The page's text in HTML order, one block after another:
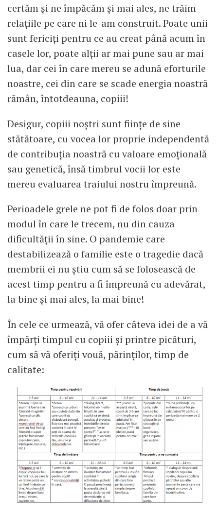
certăm și ne împăcăm și mai ales, ne trăim
relațiile pe care ni le-am construit. Poate unii
sunt fericiți pentru ce au creat până acum în
casele lor, poate alții ar mai pune sau ar mai
lua, dar cei în care mereu se adună eforturile
noastre, cei din care se scade energia noastră
rămân, întotdeauna, copiii!
Desigur, copiii noștri sunt ființe de sine
stătătoare, cu vocea lor proprie independentă
de contribuția noastră cu valoare emoțională
sau genetică, însă timbrul vocii lor este
mereu evaluarea traiului nostru împreună.
Perioadele grele ne pot fi de folos doar prin
modul în care le trecem, nu din cauza
dificultății în sine. O pandemie care
destabilizează o familie este o tragedie dacă
membrii ei nu știu cum să se folosească de
acest timp pentru a fi împreună cu adevărat,
la bine și mai ales, la mai bine!
În cele ce urmează, vă ofer câteva idei de a vă
împărți timpul cu copiii și printre picături,
cum să vă oferiți vouă, părinților, timp de
calitate: